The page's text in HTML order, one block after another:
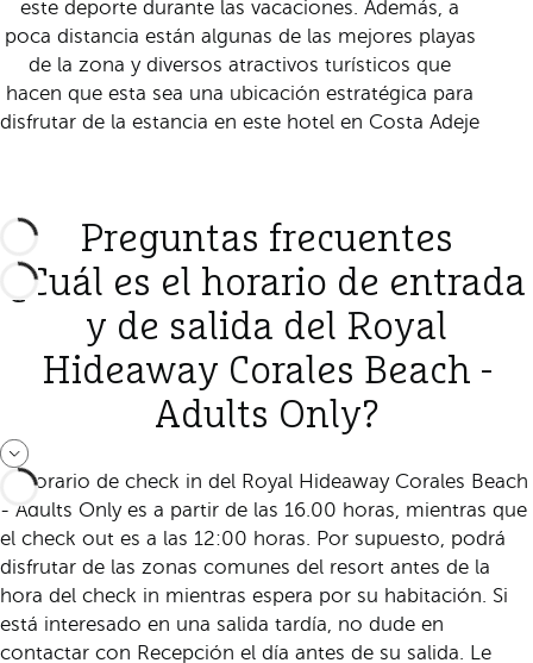
este deporte durante las vacaciones. Además, a
poca distancia están algunas de las mejores playas
de la zona y diversos atractivos turísticos que
hacen que esta sea una ubicación estratégica para
disfrutar de la estancia en este hotel en Costa Adeje
Preguntas frecuentes
¿Cuál es el horario de entrada
y de salida del Royal
Hideaway Corales Beach -
Adults Only?
El horario de check in del Royal Hideaway Corales Beach
- Adults Only es a partir de las 16.00 horas, mientras que
el check out es a las 12:00 horas. Por supuesto, podrá
disfrutar de las zonas comunes del resort antes de la
hora del check in mientras espera por su habitación. Si
está interesado en una salida tardía, no dude en
contactar con Recepción el día antes de su salida. Le